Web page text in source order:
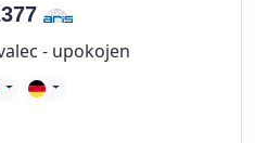
- upokojen
tujih jezikov